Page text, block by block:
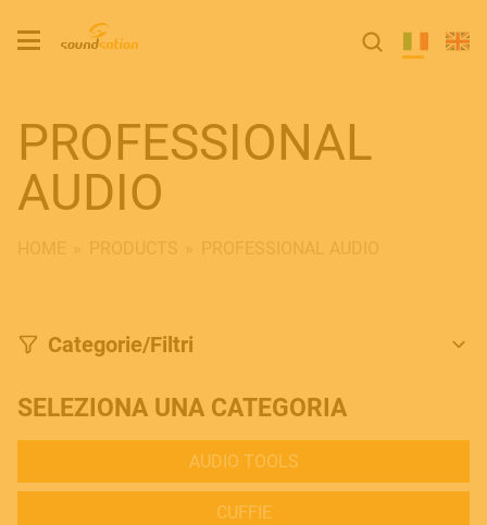
PROFESSIONAL
AUDIO
Categorie/Filtri
SELEZIONA UNA CATEGORIA
AUDIO TOOLS
CUFFIE